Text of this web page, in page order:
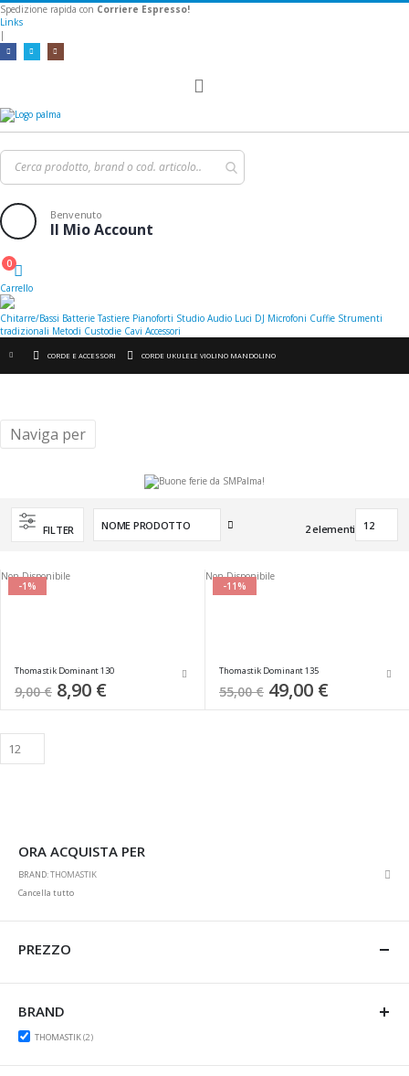
Spedizione rapida con Corriere Espresso!
Links
|
Benvenuto
Il Mio Account
Cart
0
Carrello
Chitarre/Bassi Batterie Tastiere Pianoforti Studio Audio Luci DJ Microfoni Cuffie Strumenti
tradizionali Metodi Custodie Cavi Accessori
CORDE E ACCESSORI CORDE UKULELE VIOLINO MANDOLINO
FILTER
Imposta
2elementi
-1%
Non Disponibile
Thomastik Dominant 130
9,00 € Special
Price
8,90 €
-11%
Non Disponibile
Thomastik Dominant 135
55,00 € Special
Price
49,00 €
Naviga per
ORA ACQUISTA PER
BRAND THOMASTIK
Cancella tutto
PREZZO
BRAND
THOMASTIK 2items